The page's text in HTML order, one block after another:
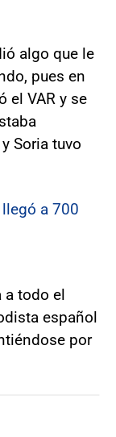
algo que le
pues en
el VAR y se
Soria tuvo
a 700
a todo el
español
por